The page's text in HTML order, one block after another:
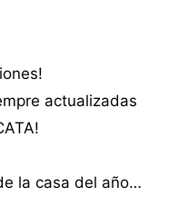
actualizadas
la casa del año…